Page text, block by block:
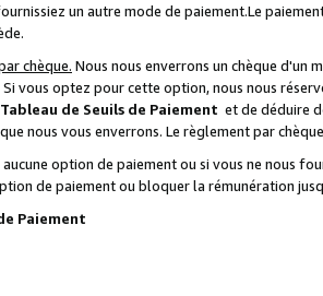
un autre mode de paiement.Le
chèque. Nous nous enverrons un chèque d'un
vous optez pour cette option, nous nous
Tableau de Seuils de Paiement et de déduire
nous vous enverrons. Le règlement par
aucune option de paiement ou si vous ne nous
de paiement ou bloquer la rémunération
Paiement